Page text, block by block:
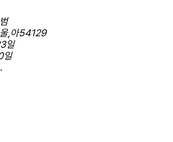
,아54129
일
일